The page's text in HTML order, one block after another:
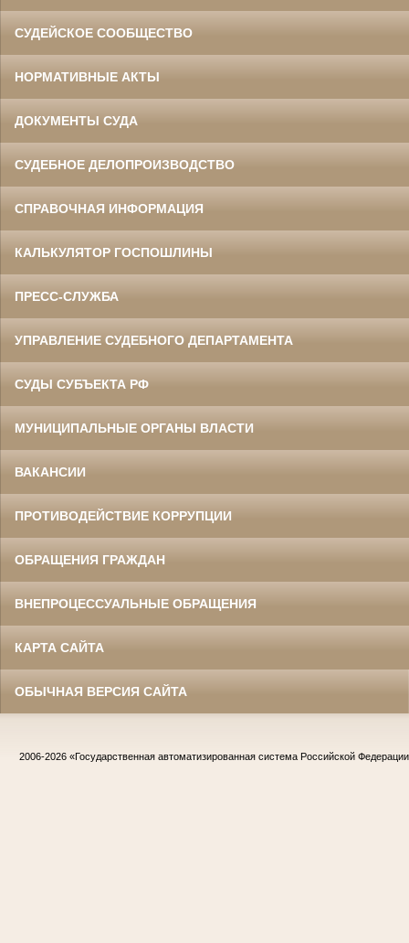
СУДЕЙСКОЕ СООБЩЕСТВО
НОРМАТИВНЫЕ АКТЫ
ДОКУМЕНТЫ СУДА
СУДЕБНОЕ ДЕЛОПРОИЗВОДСТВО
СПРАВОЧНАЯ ИНФОРМАЦИЯ
КАЛЬКУЛЯТОР ГОСПОШЛИНЫ
ПРЕСС-СЛУЖБА
УПРАВЛЕНИЕ СУДЕБНОГО ДЕПАРТАМЕНТА
СУДЫ СУБЪЕКТА РФ
МУНИЦИПАЛЬНЫЕ ОРГАНЫ ВЛАСТИ
ВАКАНСИИ
ПРОТИВОДЕЙСТВИЕ КОРРУПЦИИ
ОБРАЩЕНИЯ ГРАЖДАН
ВНЕПРОЦЕССУАЛЬНЫЕ ОБРАЩЕНИЯ
КАРТА САЙТА
ОБЫЧНАЯ ВЕРСИЯ САЙТА
2006-2026 «Государственная автоматизированная система Российской